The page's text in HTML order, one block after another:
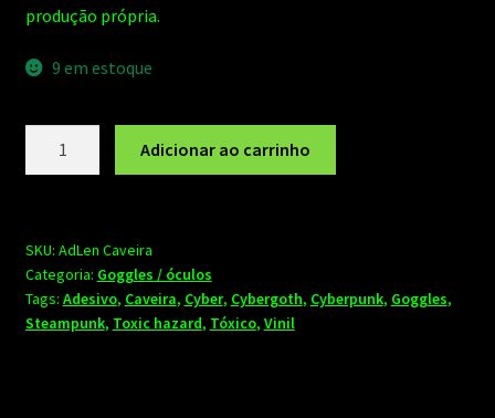
produção própria.
9 em estoque
lentes
de
cyber
goggles
Adicionar ao carrinho
SKU: AdLen Caveira
Categoria: Goggles / óculos
Tags: Adesivo, Caveira, Cyber, Cybergoth, Cyberpunk, Goggles,
Steampunk, Toxic hazard, Tóxico, Vinil